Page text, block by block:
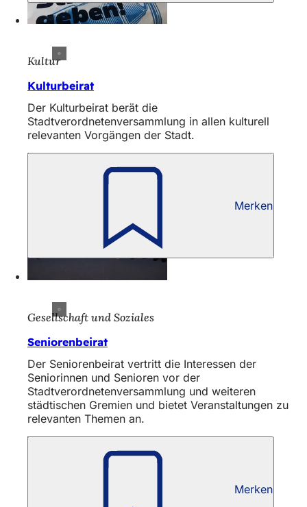
Kultur
Kulturbeirat
Der Kulturbeirat berät die
Stadtverordnetenversammlung in allen kulturell
relevanten Vorgängen der Stadt.
Merken
Gesellschaft und Soziales
Seniorenbeirat
Der Seniorenbeirat vertritt die Interessen der
Seniorinnen und Senioren vor der
Stadtverordnetenversammlung und weiteren
städtischen Gremien und bietet Veranstaltungen zu
relevanten Themen an.
Merken